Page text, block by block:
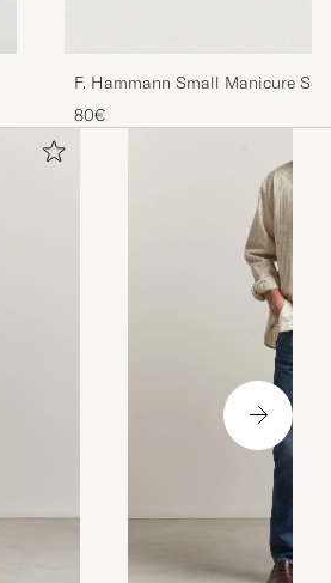
F. Hammann Small Manicure Set
80€